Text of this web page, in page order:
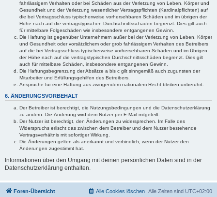
fahrlässigem Verhalten oder bei Schäden aus der Verletzung von Leben, Körper und
Gesundheit und der Verletzung wesentlicher Vertragspflichten (Kardinalpflichten) auf
die bei Vertragsschluss typischerweise vorhersehbaren Schäden und im übrigen der
Höhe nach auf die vertragstypischen Durchschnittsschäden begrenzt. Dies gilt auch
für mittelbare Folgeschäden wie insbesondere entgangenen Gewinn.
Die Haftung ist gegenüber Unternehmern außer bei der Verletzung von Leben, Körper
und Gesundheit oder vorsätzlichem oder grob fahrlässigem Verhalten des Betreibers
auf die bei Vertragsschluss typischerweise vorhersehbaren Schäden und im Übrigen
der Höhe nach auf die vertragstypischen Durchschnittsschäden begrenzt. Dies gilt
auch für mittelbare Schäden, insbesondere entgangenen Gewinn.
Die Haftungsbegrenzung der Absätze a bis c gilt sinngemäß auch zugunsten der
Mitarbeiter und Erfüllungsgehilfen des Betreibers.
Ansprüche für eine Haftung aus zwingendem nationalem Recht bleiben unberührt.
6. ÄNDERUNGSVORBEHALT
Der Betreiber ist berechtigt, die Nutzungsbedingungen und die Datenschutzerklärung
zu ändern. Die Änderung wird dem Nutzer per E-Mail mitgeteilt.
Der Nutzer ist berechtigt, den Änderungen zu widersprechen. Im Falle des
Widerspruchs erlischt das zwischen dem Betreiber und dem Nutzer bestehende
Vertragsverhältnis mit sofortiger Wirkung.
Die Änderungen gelten als anerkannt und verbindlich, wenn der Nutzer den
Änderungen zugestimmt hat.
Informationen über den Umgang mit deinen persönlichen Daten sind in der
Datenschutzerklärung enthalten.
Foren-Übersicht Alle Zeiten sind UTC+02:00
Alle Cookies löschen